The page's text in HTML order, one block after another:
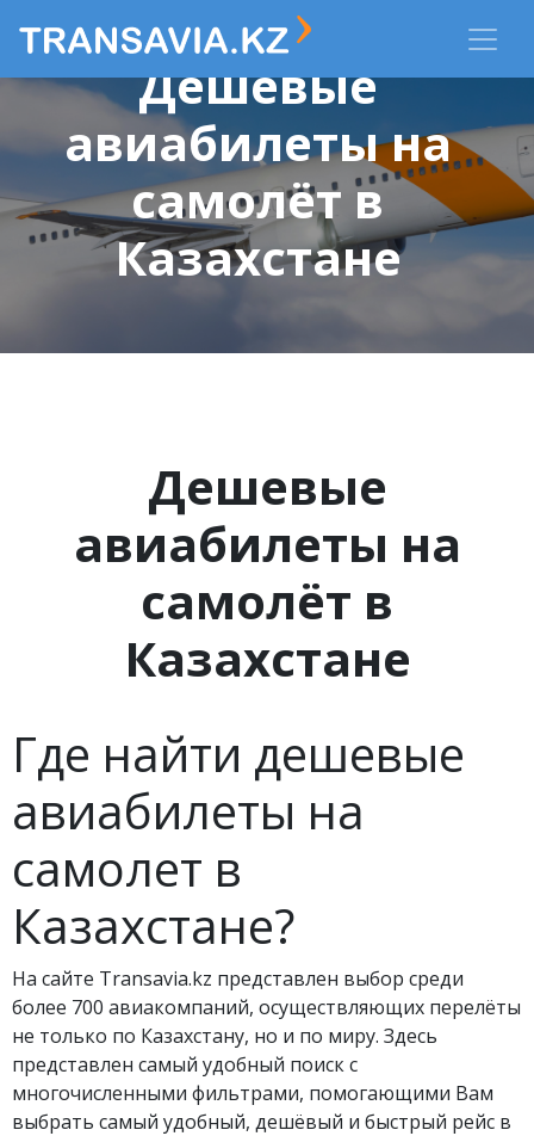
Дешевые
авиабилеты на
самолёт в
Казахстане
Дешевые
авиабилеты на
самолёт в
Казахстане
Где найти дешевые
авиабилеты на
самолет в
Казахстане?
На сайте Transavia.kz представлен выбор среди
более 700 авиакомпаний, осуществляющих перелёты
не только по Казахстану, но и по миру. Здесь
представлен самый удобный поиск с
многочисленными фильтрами, помогающими Вам
выбрать самый удобный, дешёвый и быстрый рейс в